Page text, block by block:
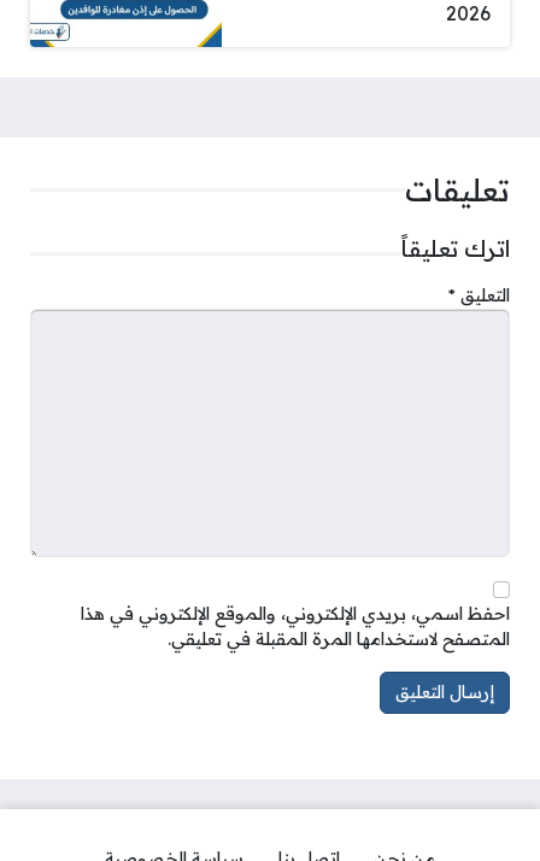
2026
تعليقات
اترك تعليقاً
التعليق *
احفظ اسمي، بريدي الإلكتروني، والموقع الإلكتروني في هذا
المتصفح لاستخدامها المرة المقبلة في تعليقي.